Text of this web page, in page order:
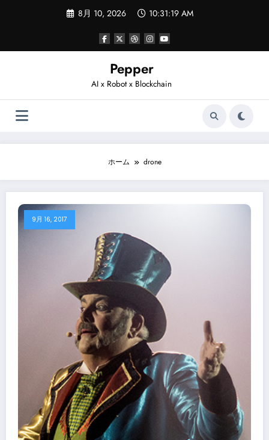
ツ
8月 10, 2026 10:31:19 AM
Pepper
AI x Robot x Blockchain
ホーム drone
9月 16, 2017